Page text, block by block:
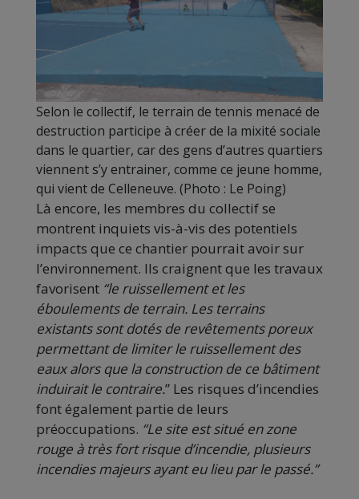
Selon le collectif, le terrain de tennis menacé de
destruction participe à créer de la mixité sociale
dans le quartier, car des gens d’autres quartiers
viennent s’y entrainer, comme ce jeune homme,
qui vient de Celleneuve. (Photo : Le Poing)
Là encore, les membres du collectif se
montrent inquiets vis-à-vis des potentiels
impacts que ce chantier pourrait avoir sur
l’environnement. Ils craignent que les travaux
favorisent “le ruissellement et les
éboulements de terrain. Les terrains
existants sont dotés de revêtements poreux
permettant de limiter le ruissellement des
eaux alors que la construction de ce bâtiment
induirait le contraire.” Les risques d’incendies
font également partie de leurs
préoccupations. “Le site est situé en zone
rouge à très fort risque d’incendie, plusieurs
incendies majeurs ayant eu lieu par le passé.”